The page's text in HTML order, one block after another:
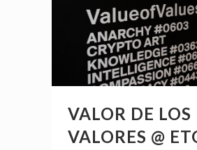
VALOR DE LOS
VALORES @